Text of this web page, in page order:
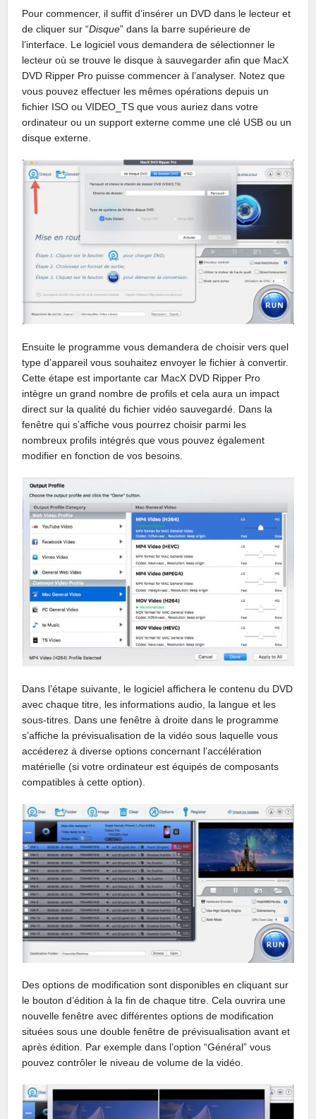
Pour commencer, il suffit d’insérer un DVD dans le lecteur et
de cliquer sur “Disque” dans la barre supérieure de
l’interface. Le logiciel vous demandera de sélectionner le
lecteur où se trouve le disque à sauvegarder afin que MacX
DVD Ripper Pro puisse commencer à l’analyser. Notez que
vous pouvez effectuer les mêmes opérations depuis un
fichier ISO ou VIDEO_TS que vous auriez dans votre
ordinateur ou un support externe comme une clé USB ou un
disque externe.
Ensuite le programme vous demandera de choisir vers quel
type d’appareil vous souhaitez envoyer le fichier à convertir.
Cette étape est importante car MacX DVD Ripper Pro
intègre un grand nombre de profils et cela aura un impact
direct sur la qualité du fichier vidéo sauvegardé. Dans la
fenêtre qui s’affiche vous pourrez choisir parmi les
nombreux profils intégrés que vous pouvez également
modifier en fonction de vos besoins.
Dans l’étape suivante, le logiciel affichera le contenu du DVD
avec chaque titre, les informations audio, la langue et les
sous-titres. Dans une fenêtre à droite dans le programme
s’affiche la prévisualisation de la vidéo sous laquelle vous
accéderez à diverse options concernant l’accélération
matérielle (si votre ordinateur est équipés de composants
compatibles à cette option).
Des options de modification sont disponibles en cliquant sur
le bouton d’édition à la fin de chaque titre. Cela ouvrira une
nouvelle fenêtre avec différentes options de modification
situées sous une double fenêtre de prévisualisation avant et
après édition. Par exemple dans l’option “Général” vous
pouvez contrôler le niveau de volume de la vidéo.